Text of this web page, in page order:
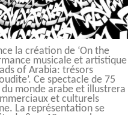
la création de ‘On the
musicale et artistique
of Arabia: trésors
Ce spectacle de 75
monde arabe et illustrera
et culturels
La représentation se